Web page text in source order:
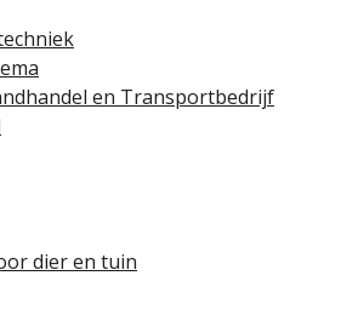
en Transportbedrijf
dier en tuin